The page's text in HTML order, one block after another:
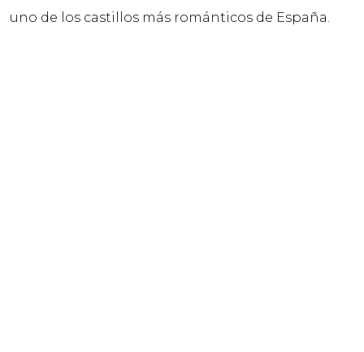
uno de los castillos más románticos de España.